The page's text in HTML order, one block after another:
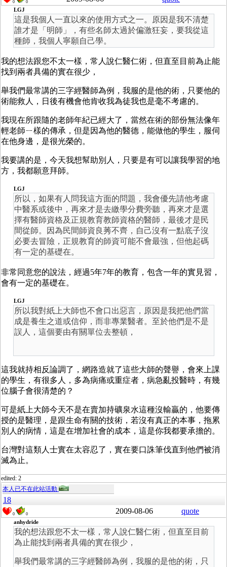
0 0
LGJ
這是我個人一直以來的使用方式之一。原因是我不清楚
誰才是「明師」，有些名師太過於偏激狂妄，要我從這
種師，我個人寧願自己學。
我的想法跟您不太一樣，常人說仁醫仁術，但直至目前為止能
找到兩者具備的實在很少，
舉我們最常講的三字經醫師為例，我服的是他的術，只要他的
術能救人，日後有機會他肯收我為徒我也是毫不考慮的。
我現在所跟隨的老師年紀已經大了，當然在術的部份無法像年
輕老師ㄧ樣的傳承，但是因為他的醫德，能做他的學生，服伺
在他身邊，是很光榮的。
我要講的是，今天我想幫助別人，只要是有可以讓我學習的地
方，我都願意拜師。
LGJ
所以，如果有人問我這方面的問題，我會優先請他考慮
中醫系或後中，再來才是去繳學分費旁聽，再來才是選
擇有醫師資格及正規教育教師資格的醫師，最後才是民
間從師。因為民間師資良莠不齊，自己沒有一點底子沒
必要去冒險，正規教育的師資可能不會最強，但他起碼
有一定的基礎在。
非常同意您的說法，經過5年7年的教育，包含一年的實見習，
會有一定的基礎在。
LGJ
所以我對紙上大師也不會口出惡言，原因是我把他們當
成是養生之道或信仰，而非專業醫者。至於他們是不是
誤人，這個要由有關單位去整頓，
這我就持相反論調了，網路造就了這些大師的聲譽，會來上課
的學生，有很多人，多為病痛或重症者，病急亂投醫時，有幾
位腦子會很清楚的？
可是紙上大師今天不是在賣加持礦泉水這種沒輸贏的，他要傳
授的是醫理，是跟生命有關的技術，若沒有真正的本事，拖累
別人的病情，這是在增加社會的成本，這是你我都要承擔的。
台灣對這類人士實在太容忍了，實在要口誅筆伐直到他們被消
滅為止。
edited: 2
本人已不在此站活動
18
0 0 2009-08-06 quote
anhydride
我的想法跟您不太一樣，常人說仁醫仁術，但直至目前
為止能找到兩者具備的實在很少，
舉我們最常講的三字經醫師為例，我服的是他的術，只